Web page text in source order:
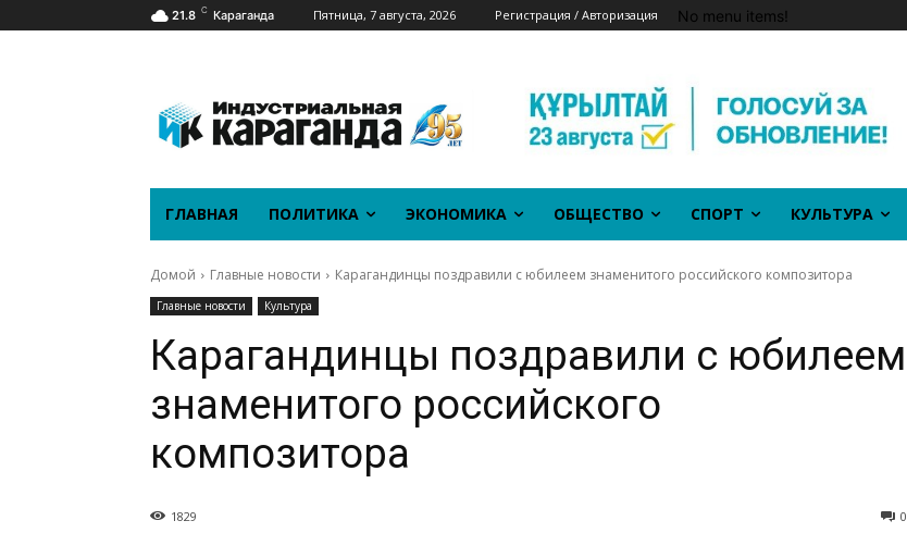
21.8 C Караганда Пятница, 7 августа, 2026 Регистрация / Авторизация No menu items!
ГЛАВНАЯ ПОЛИТИКА ЭКОНОМИКА ОБЩЕСТВО СПОРТ КУЛЬТУРА
Домой Главные новости Карагандинцы поздравили с юбилеем знаменитого российского композитора
Главные новости Культура
Карагандинцы поздравили с юбилеем
знаменитого российского
композитора
0
1829